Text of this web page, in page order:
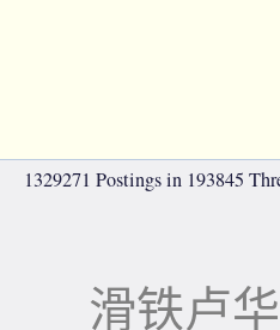
1329271 Postings in 193845
滑铁卢